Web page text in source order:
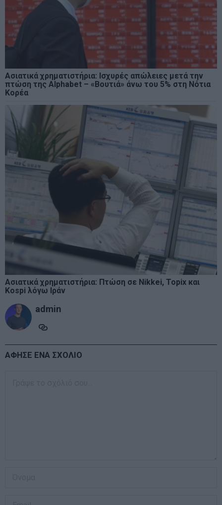
Ασιατικά χρηματιστήρια: Ισχυρές απώλειες μετά την
πτώση της Alphabet – «Βουτιά» άνω του 5% στη Νότια
Κορέα
Ασιατικά χρηματιστήρια: Πτώση σε Nikkei, Topix και
Kospi λόγω Ιράν
admin
ΑΦΗΣΕ ΕΝΑ ΣΧΟΛΙΟ